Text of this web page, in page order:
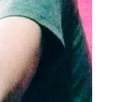
Hindi,